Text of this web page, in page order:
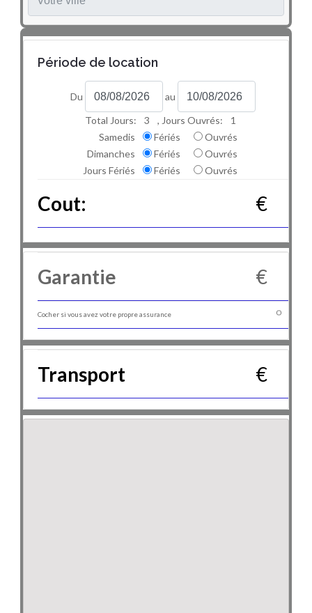
Période de location
Du au
Total Jours: 3 , Jours Ouvrés:
1
Samedis
Fériés
Ouvrés
Dimanches
Fériés
Ouvrés
Jours Fériés
Fériés Ouvrés
Cout: €
Garantie €
Cocher si vous avez votre propre assurance
Transport €